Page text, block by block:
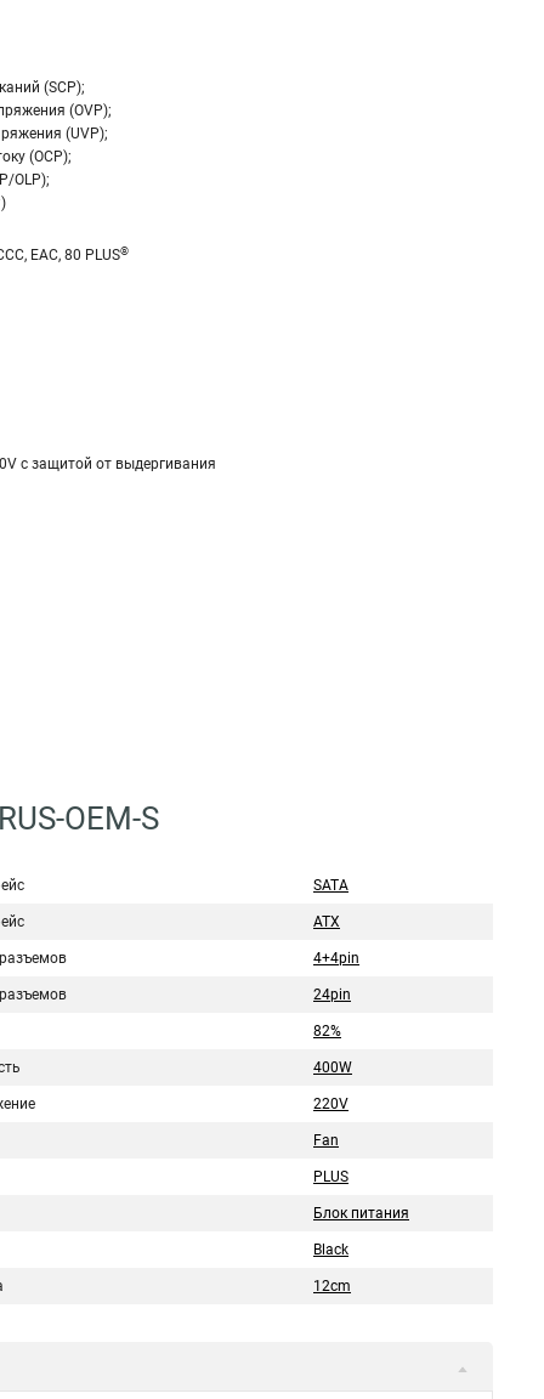
(SCP);
(OVP);
(UVP);
(OCP);
OLP);
EAC, 80 PLUS®
с защитой от выдергивания
OEM-S
SATA
ATX
4+4pin
24pin
82%
400W
220V
Fan
PLUS
Блок питания
Black
12cm